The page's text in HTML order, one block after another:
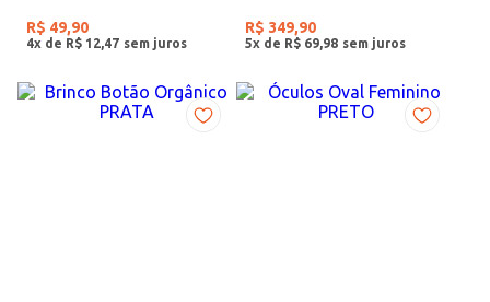
R$ 49,90
4x de R$ 12 47
R$ 349,90
5x de R$ 69 98